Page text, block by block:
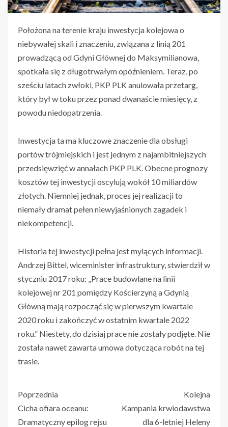
Położona na terenie kraju inwestycja kolejowa o
niebywałej skali i znaczeniu, związana z linią 201
prowadzącą od Gdyni Głównej do Maksymilianowa,
spotkała się z długotrwałym opóźnieniem. Teraz, po
sześciu latach zwłoki, PKP PLK anulowała przetarg,
który był w toku przez ponad dwanaście miesięcy, z
powodu niedopatrzenia.
Inwestycja ta ma kluczowe znaczenie dla obsługi
portów trójmiejskich i jest jednym z najambitniejszych
przedsięwzięć w annałach PKP PLK. Obecne prognozy
kosztów tej inwestycji oscylują wokół 10 miliardów
złotych. Niemniej jednak, proces jej realizacji to
niemały dramat pełen niewyjaśnionych zagadek i
niekompetencji.
Historia tej inwestycji pełna jest mylących informacji.
Andrzej Bittel, wiceminister infrastruktury, stwierdził w
styczniu 2017 roku: „Prace budowlane na linii
kolejowej nr 201 pomiędzy Kościerzyną a Gdynią
Główną mają rozpocząć się w pierwszym kwartale
2020 roku i zakończyć w ostatnim kwartale 2022
roku.” Niestety, do dzisiaj prace nie zostały podjęte. Nie
została nawet zawarta umowa dotycząca robót na tej
trasie.
Poprzednia
Cicha ofiara oceanu:
Dramatyczny epilog rejsu
Kolejna
Kampania krwiodawstwa
dla 6-letniej Heleny